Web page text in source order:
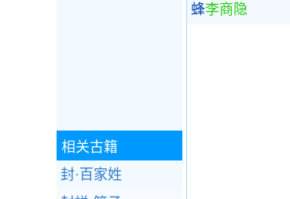
蜂李商隐
相关古籍
封·百家姓